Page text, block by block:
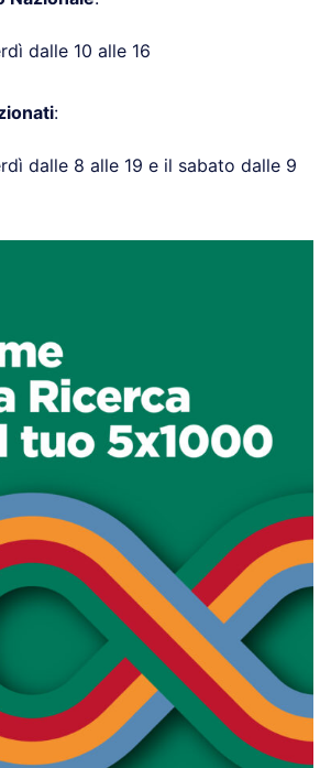
dalle 10 alle 16
:
dalle 8 alle 19 e il sabato dalle 9